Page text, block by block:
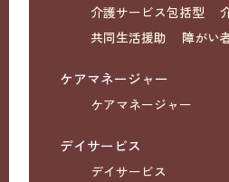
介護サービス包括型
共同生活援助
障がい
ケアマネージャー
ケアマネージャー
デイサービス
デイサービス